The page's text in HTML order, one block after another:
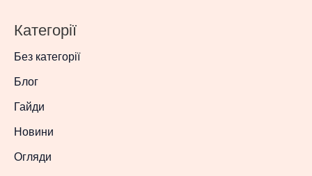
Категорії
Без категорії
Блог
Гайди
Новини
Огляди